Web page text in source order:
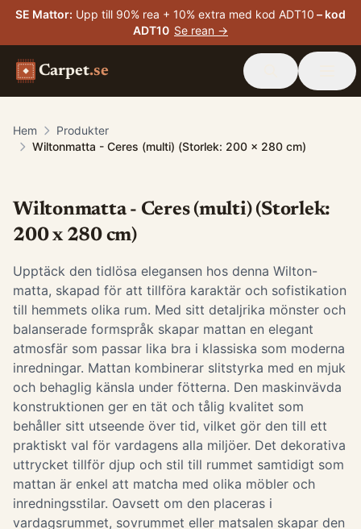
SE Mattor: Upp till 90% rea + 10% extra med kod ADT10 – kod
ADT10 Se rean →
Carpet.se
Hem
Produkter
Wiltonmatta - Ceres (multi) (Storlek: 200 x 280 cm)
Wiltonmatta - Ceres (multi) (Storlek:
200 x 280 cm)
Upptäck den tidlösa elegansen hos denna Wilton-
matta, skapad för att tillföra karaktär och sofistikation
till hemmets olika rum. Med sitt detaljrika mönster och
balanserade formspråk skapar mattan en elegant
atmosfär som passar lika bra i klassiska som moderna
inredningar. Mattan kombinerar slitstyrka med en mjuk
och behaglig känsla under fötterna. Den maskinvävda
konstruktionen ger en tät och tålig kvalitet som
behåller sitt utseende över tid, vilket gör den till ett
praktiskt val för vardagens alla miljöer. Det dekorativa
uttrycket tillför djup och stil till rummet samtidigt som
mattan är enkel att matcha med olika möbler och
inredningsstilar. Oavsett om den placeras i
vardagsrummet, sovrummet eller matsalen skapar den